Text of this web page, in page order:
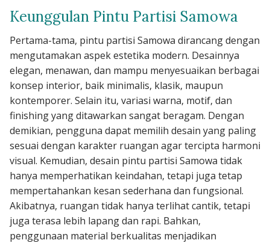
Keunggulan Pintu Partisi Samowa
Pertama-tama, pintu partisi Samowa dirancang dengan
mengutamakan aspek estetika modern. Desainnya
elegan, menawan, dan mampu menyesuaikan berbagai
konsep interior, baik minimalis, klasik, maupun
kontemporer. Selain itu, variasi warna, motif, dan
finishing yang ditawarkan sangat beragam. Dengan
demikian, pengguna dapat memilih desain yang paling
sesuai dengan karakter ruangan agar tercipta harmoni
visual. Kemudian, desain pintu partisi Samowa tidak
hanya memperhatikan keindahan, tetapi juga tetap
mempertahankan kesan sederhana dan fungsional.
Akibatnya, ruangan tidak hanya terlihat cantik, tetapi
juga terasa lebih lapang dan rapi. Bahkan,
penggunaan material berkualitas menjadikan